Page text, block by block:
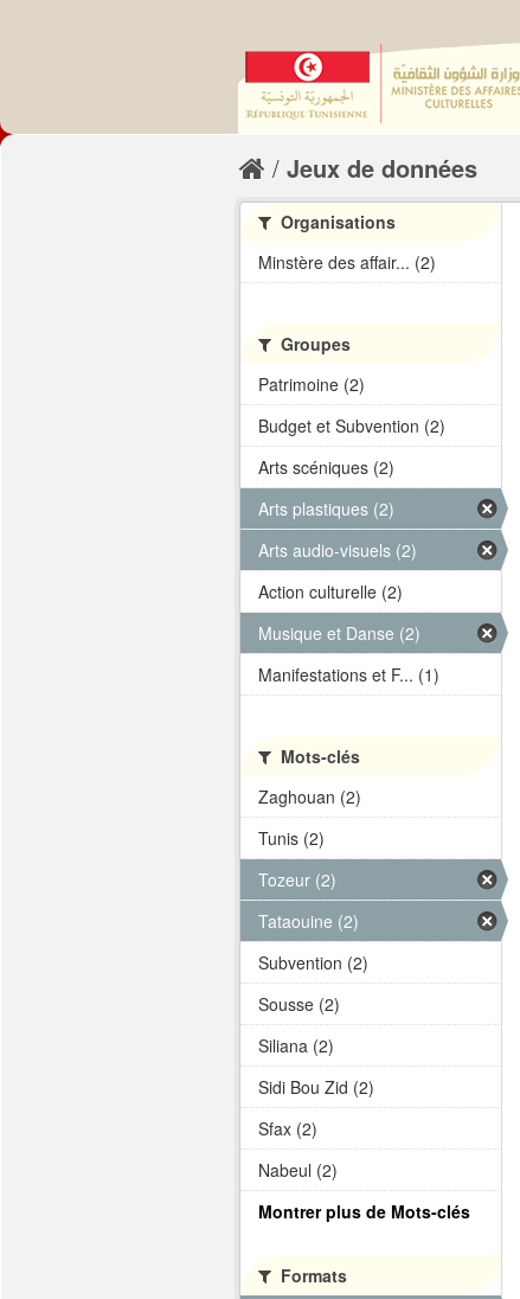
Jeux de données
Organisations
Minstère des affair... (2)
Groupes
Patrimoine (2)
Budget et Subvention (2)
Arts scéniques (2)
Arts plastiques (2)
Arts audio-visuels (2)
Action culturelle (2)
Musique et Danse (2)
Manifestations et F... (1)
Mots-clés
Zaghouan (2)
Tunis (2)
Tozeur (2)
Tataouine (2)
Subvention (2)
Sousse (2)
Siliana (2)
Sidi Bou Zid (2)
Sfax (2)
Nabeul (2)
Montrer plus de Mots-clés
Formats